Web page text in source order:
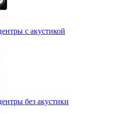
с акустикой
без акустики